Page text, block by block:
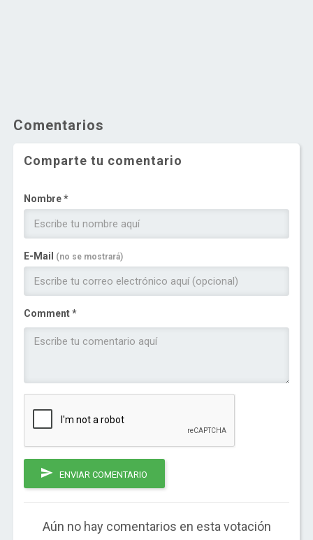
Comentarios
Comparte tu comentario
Nombre *
E-Mail (no se mostrará)
Comment *
ENVIAR COMENTARIO
Aún no hay comentarios en esta votación